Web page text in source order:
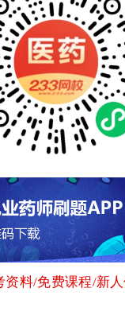
资料/免费课程/新